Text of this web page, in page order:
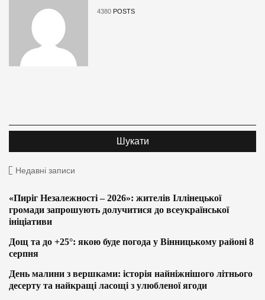
4380 POSTS
Недавні записи
«Пиріг Незалежності – 2026»: жителів Іллінецької
громади запрошують долучитися до всеукраїнської
ініціативи
Дощ та до +25°: якою буде погода у Вінницькому районі 8
серпня
День малини з вершками: історія найніжнішого літнього
десерту та найкращі ласощі з улюбленої ягоди